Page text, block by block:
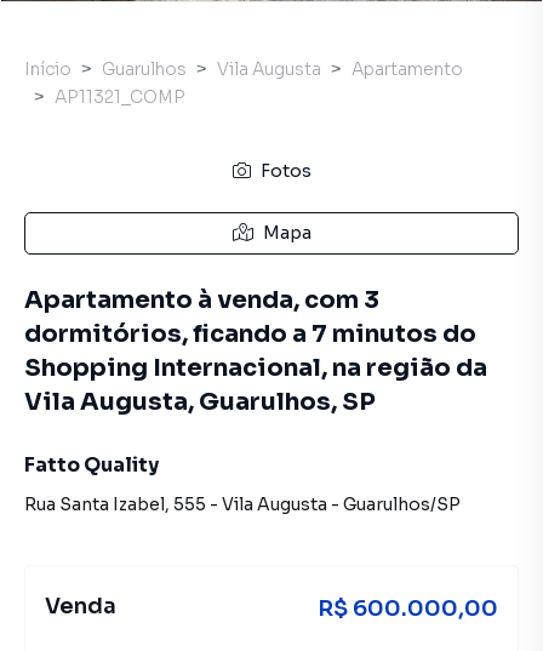
Início Guarulhos Vila Augusta
Apartamento
AP11321_COMP
Fotos
Mapa
Apartamento à venda, com 3
dormitórios, ficando a 7 minutos do
Shopping Internacional, na região da
Vila Augusta, Guarulhos, SP
Fatto Quality
Rua Santa Izabel, 555 - Vila Augusta - Guarulhos/SP
Venda R$ 600.000,00